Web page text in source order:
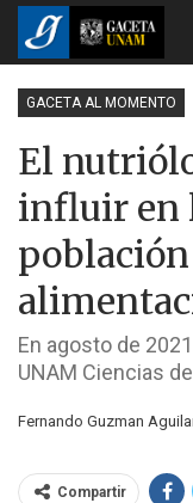
GACETA AL MOMENTO
El
influir en
En agosto de
UNAM Ciencias
Fernando Guzman
Compartir